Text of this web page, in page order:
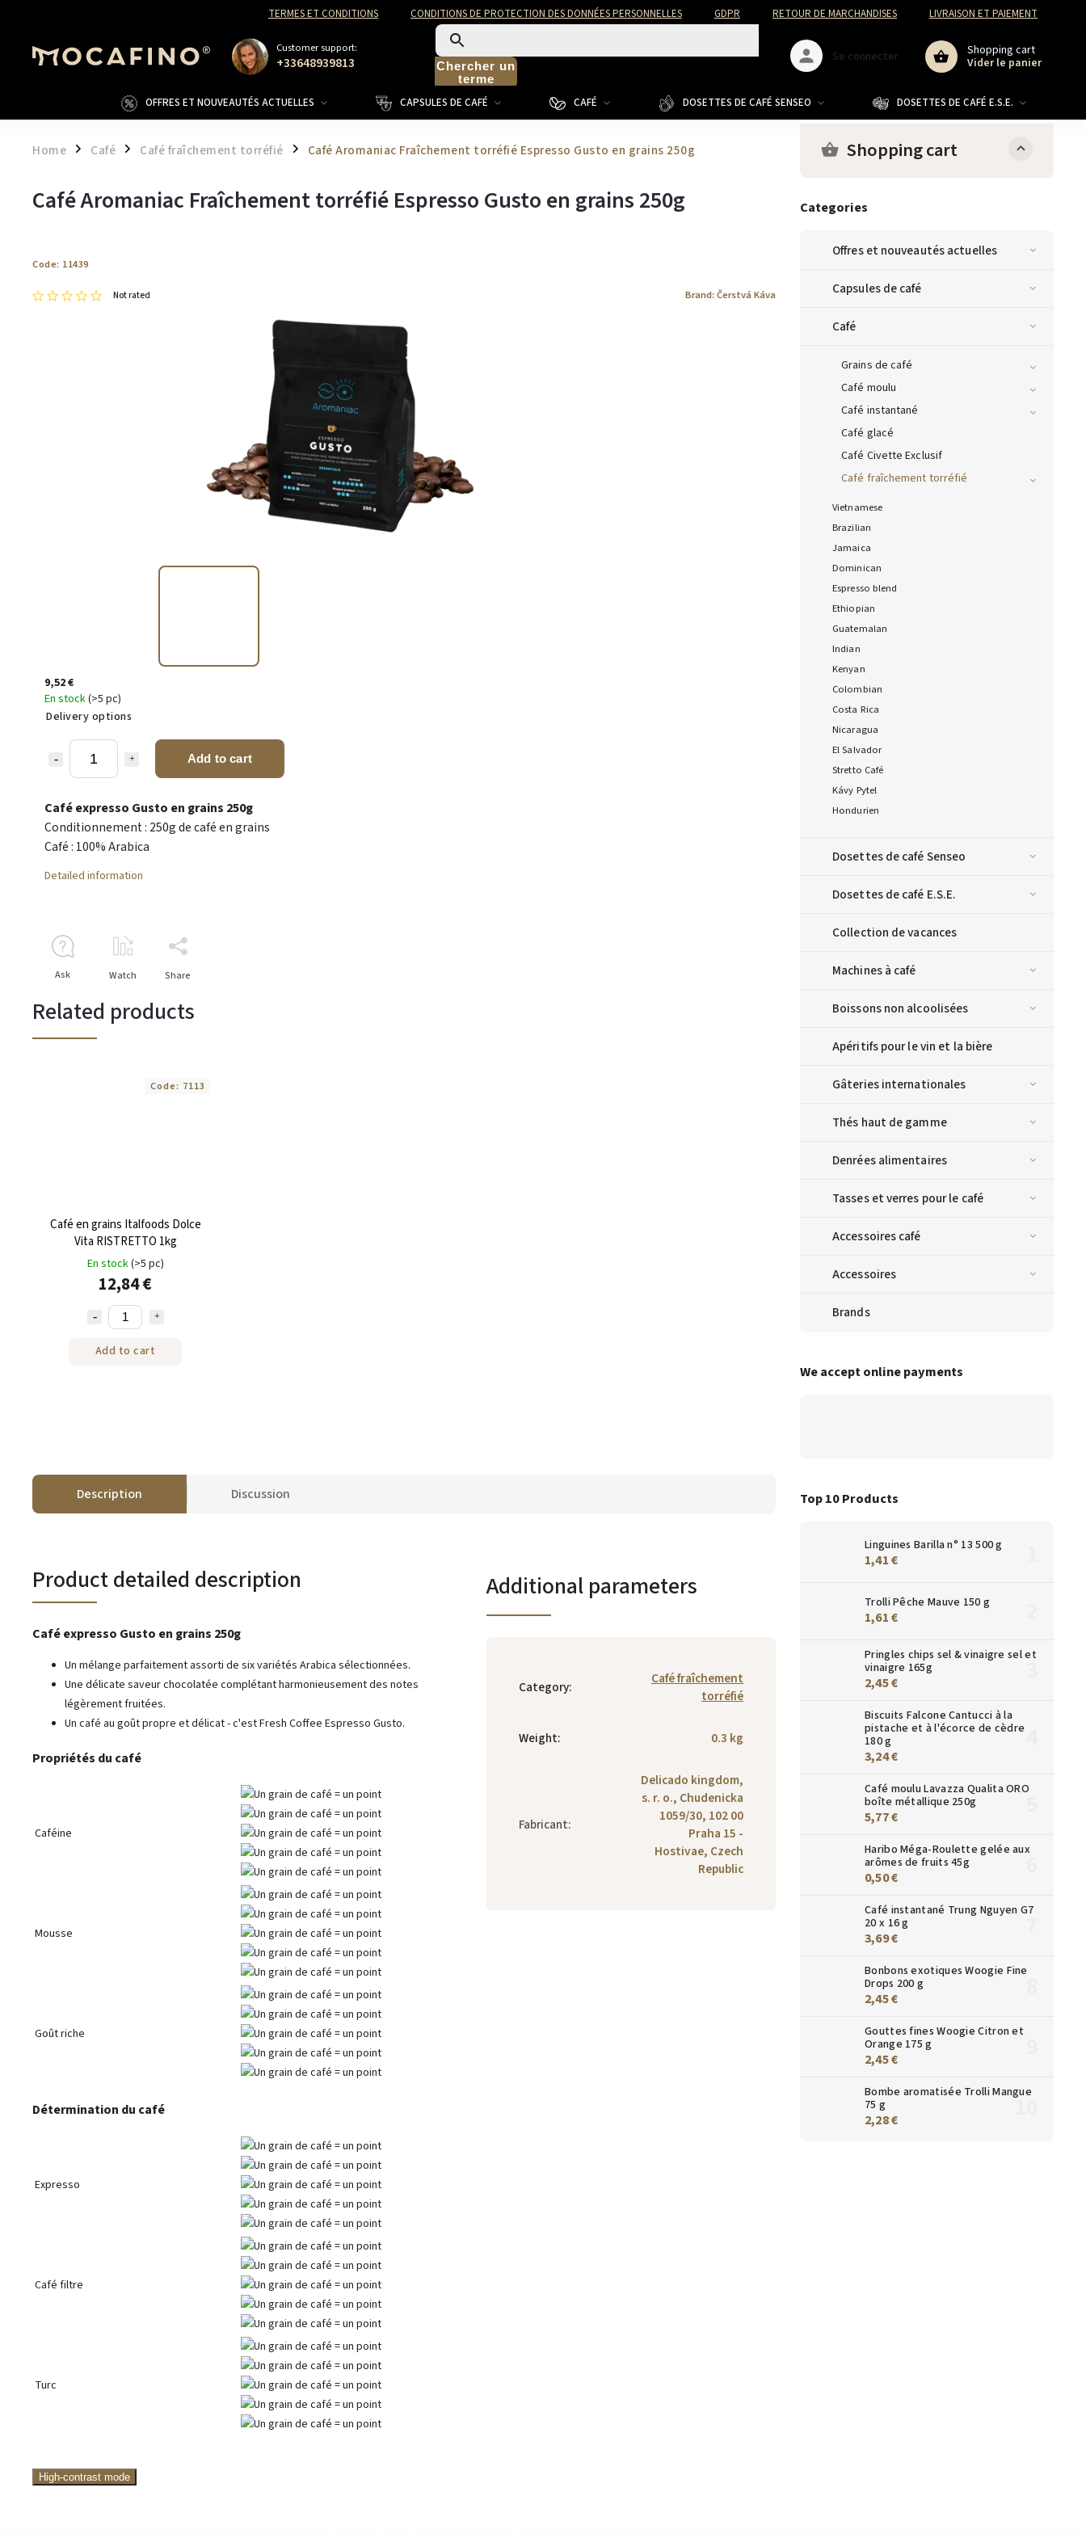
TERMES ET CONDITIONS CONDITIONS DE PROTECTION DES DONNÉES PERSONNELLES GDPR RETOUR DE MARCHANDISES LIVRAISON ET PAIEMENT
Customer support:
+33648939813
Chercher un
terme
Shopping cart
Vider le panier
Se connecter
OFFRES ET NOUVEAUTÉS ACTUELLES CAPSULES DE CAFÉ CAFÉ DOSETTES DE CAFÉ SENSEO DOSETTES DE CAFÉ E.S.E.
Home / Café / Café fraîchement torréfié / Café Aromaniac Fraîchement torréfié Espresso Gusto en grains 250g Shopping cart
Categories
Offres et nouveautés actuelles
Capsules de café
Café
Grains de café
Café moulu
Café instantané
Café glacé
Café Civette Exclusif
Café fraîchement torréfié
Vietnamese
Brazilian
Jamaica
Dominican
Espresso blend
Ethiopian
Guatemalan
Indian
Kenyan
Colombian
Costa Rica
Nicaragua
El Salvador
Stretto Café
Kávy Pytel
Hondurien
Dosettes de café Senseo
Dosettes de café E.S.E.
Collection de vacances
Machines à café
Boissons non alcoolisées
Apéritifs pour le vin et la bière
Gâteries internationales
Thés haut de gamme
Denrées alimentaires
Tasses et verres pour le café
Accessoires café
Accessoires
Brands
We accept online payments
Top 10 Products
Linguines Barilla n° 13 500 g
1,41 €
Trolli Pêche Mauve 150 g
1,61 €
Pringles chips sel & vinaigre sel et
vinaigre 165g
2,45 €
Biscuits Falcone Cantucci à la
pistache et à l'écorce de cèdre
180 g
3,24 €
Café moulu Lavazza Qualita ORO
boîte métallique 250g
5,77 €
Haribo Méga-Roulette gelée aux
arômes de fruits 45g
0,50 €
Café instantané Trung Nguyen G7
20 x 16 g
3,69 €
Bonbons exotiques Woogie Fine
Drops 200 g
2,45 €
Gouttes fines Woogie Citron et
Orange 175 g
2,45 €
Bombe aromatisée Trolli Mangue
75 g
2,28 €
Café Aromaniac Fraîchement torréfié Espresso Gusto en grains 250g
Code: 11439
Not rated Brand: Čerstvá Káva
9,52 €
En stock(>5 pc)
Delivery options
Add to cart
Café expresso Gusto en grains 250g
Conditionnement : 250g de café en grains
Café : 100% Arabica
Detailed information
Ask Watch Share
Related products
Café en grains Italfoods Dolce
Vita RISTRETTO 1kg
En stock(>5 pc)
12,84 €
Add to cart
Code: 7113
Description Discussion
Product detailed description
Café expresso Gusto en grains 250g
Un mélange parfaitement assorti de six variétés Arabica sélectionnées.
Une délicate saveur chocolatée complétant harmonieusement des notes
légèrement fruitées.
Un café au goût propre et délicat - c'est Fresh Coffee Espresso Gusto.
Propriétés du café
Caféine
Mousse
Goût riche
Détermination du café
Expresso
Café filtre
Turc
Additional parameters
Category:
Café fraîchement
torréfié
Weight: 0.3 kg
Fabricant:
Delicado kingdom,
s. r. o., Chudenicka
1059/30, 102 00
Praha 15 -
Hostivae, Czech
Republic
High-contrast mode